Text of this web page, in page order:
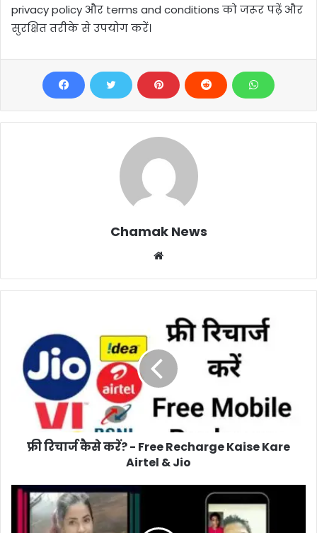
privacy policy और terms and conditions को जरूर पढ़ें और
सुरक्षित तरीके से उपयोग करें।
Chamak News
Website
फ्री रिचार्ज कैसे करें? - Free Recharge Kaise Kare
Airtel & Jio